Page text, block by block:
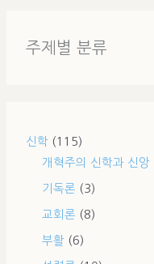
주제별 분류
신학 (115)
개혁주의 신학과 신앙
기독론 (3)
교회론 (8)
부활 (6)